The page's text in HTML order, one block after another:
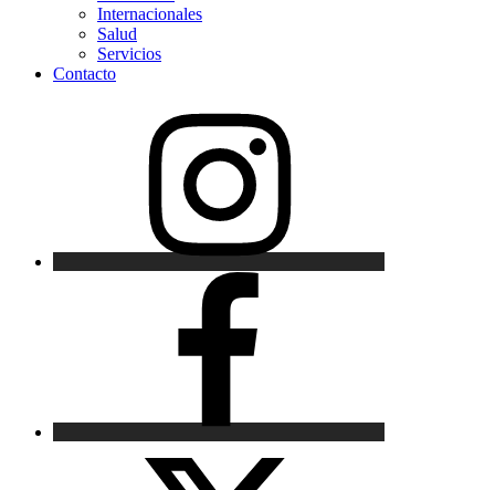
Internacionales
Salud
Servicios
Contacto